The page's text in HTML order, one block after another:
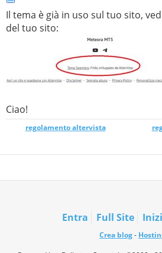
Il tema è già in uso sul tuo sito,
del tuo sito:
Ciao!
regolamento altervista_______________
Entra Full Site
Crea blog-